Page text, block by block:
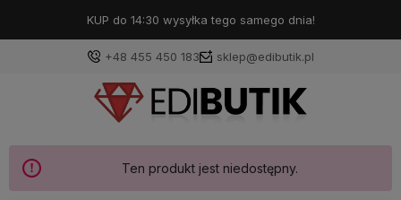
KUP do 14:30 wysyłka tego samego dnia!
+48 455 450 183 sklep@edibutik.pl
Ten produkt jest niedostępny.